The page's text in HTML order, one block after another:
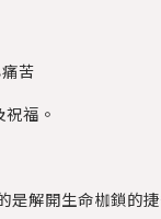
苦
福。
是解開生命枷鎖的